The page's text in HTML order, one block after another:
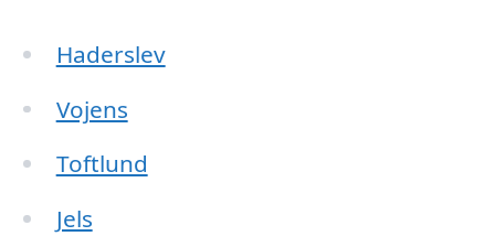
Haderslev
Vojens
Toftlund
Jels